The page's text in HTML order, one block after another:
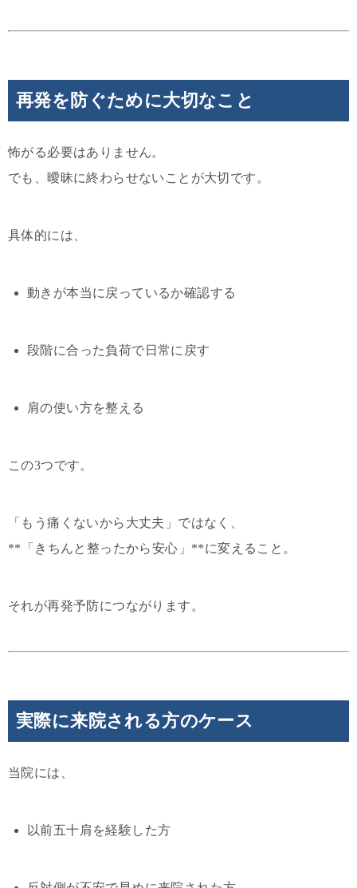
再発を防ぐために大切なこと
怖がる必要はありません。
でも、曖昧に終わらせないことが大切です。
具体的には、
動きが本当に戻っているか確認する
段階に合った負荷で日常に戻す
肩の使い方を整える
この3つです。
「もう痛くないから大丈夫」ではなく、
**「きちんと整ったから安心」**に変えること。
それが再発予防につながります。
実際に来院される方のケース
当院には、
以前五十肩を経験した方